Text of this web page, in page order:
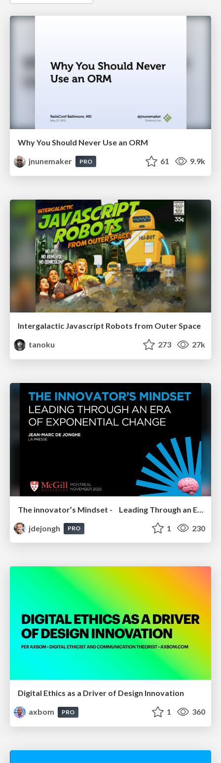
Why You Should Never Use an ORM
jnunemaker
PRO 61 9.9k
Intergalactic Javascript Robots from Outer Space
tanoku
273 27k
jdejongh
PRO 1 230
Digital Ethics as a Driver of Design Innovation
axbom
PRO 1 360